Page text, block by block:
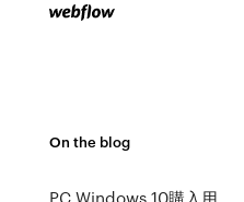
On the blog
PC Windows 10購入用